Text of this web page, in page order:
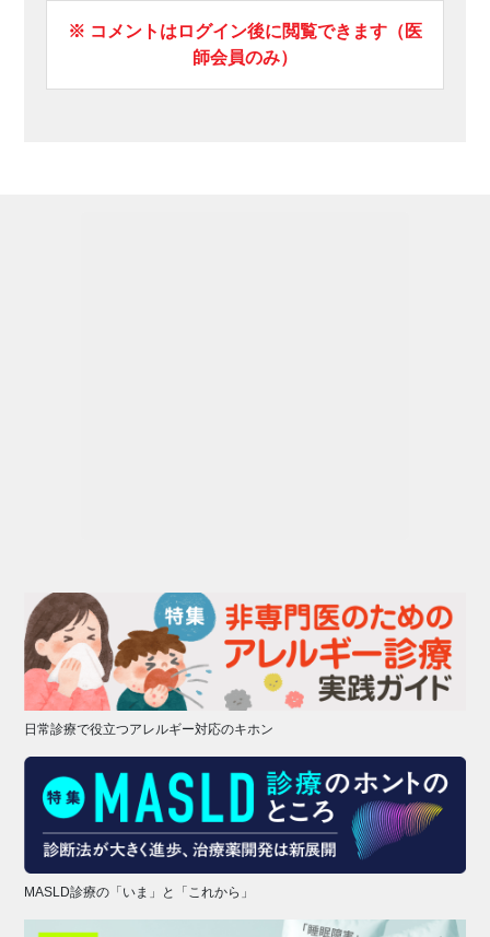
※ コメントはログイン後に閲覧できます（医
師会員のみ）
日常診療で役立つアレルギー対応のキホン
MASLD診療の「いま」と「これから」